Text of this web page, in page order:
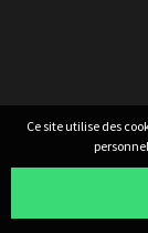
Ce site utilise des